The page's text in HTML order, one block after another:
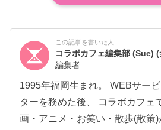
この記事を書いた人
コラボカフェ編集部 (Sue)(
編集者
1995年福岡生まれ。 WEBサー
ターを務めた後、 コラボカフェ
画・アニメ・お笑い・散歩(散策)